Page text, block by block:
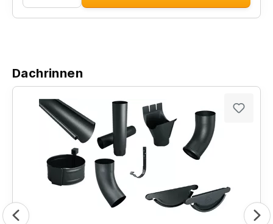
Dachrinnen